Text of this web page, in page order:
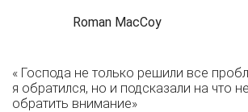
Roman MacCoy
« Господа не только решили все
я обратился, но и подсказали на что
обратить внимание»